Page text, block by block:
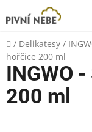
na
obsah
Domů
/ Delikatesy /
hořčice 200 ml
INGWO
200 ml